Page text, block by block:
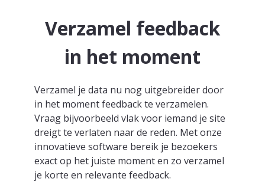
Verzamel feedback
in het moment
Verzamel je data nu nog uitgebreider door
in het moment feedback te verzamelen.
Vraag bijvoorbeeld vlak voor iemand je site
dreigt te verlaten naar de reden. Met onze
innovatieve software bereik je bezoekers
exact op het juiste moment en zo verzamel
je korte en relevante feedback.